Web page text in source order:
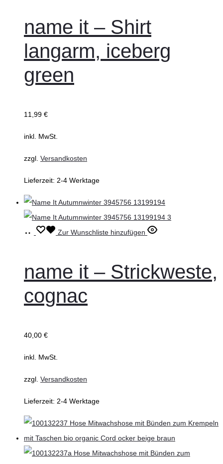
mehrere
Varianten
auf.
Die
der
werden
name it – Shirt
langarm, iceberg
green
11,99 €
inkl. MwSt.
zzgl. Versandkosten
Lieferzeit: 2-4 Werktage
Ausführung
Dieses
mehrere
Varianten
auf.
Optionen
der
werden
Zur Wunschliste hinzufügen
name it – Strickweste,
cognac
40,00 €
inkl. MwSt.
zzgl. Versandkosten
Lieferzeit: 2-4 Werktage